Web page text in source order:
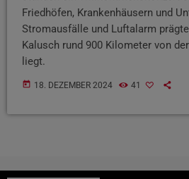
Friedhöfen, Krankenhäusern und
Stromausfälle und Luftalarm
Kalusch rund 900 Kilometer von
liegt.
today 18. DEZEMBER 2024 41